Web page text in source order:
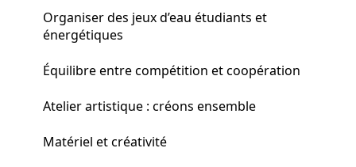
Organiser des jeux d’eau étudiants et
énergétiques
Équilibre entre compétition et coopération
Atelier artistique : créons ensemble
Matériel et créativité